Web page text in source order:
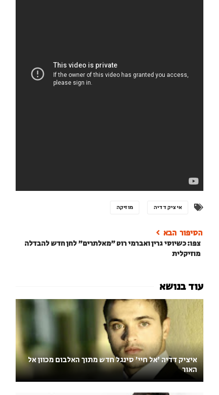
איציק דדיה מוזיקה
צפו: כשיוסי גרין ואברמי רוט "מאלתרים" לחן חדש להבדלה
מוזיקלית
איציק דדיה 'אל חיי' סינגל חדש מתוך האלבום מכוון אל
האור